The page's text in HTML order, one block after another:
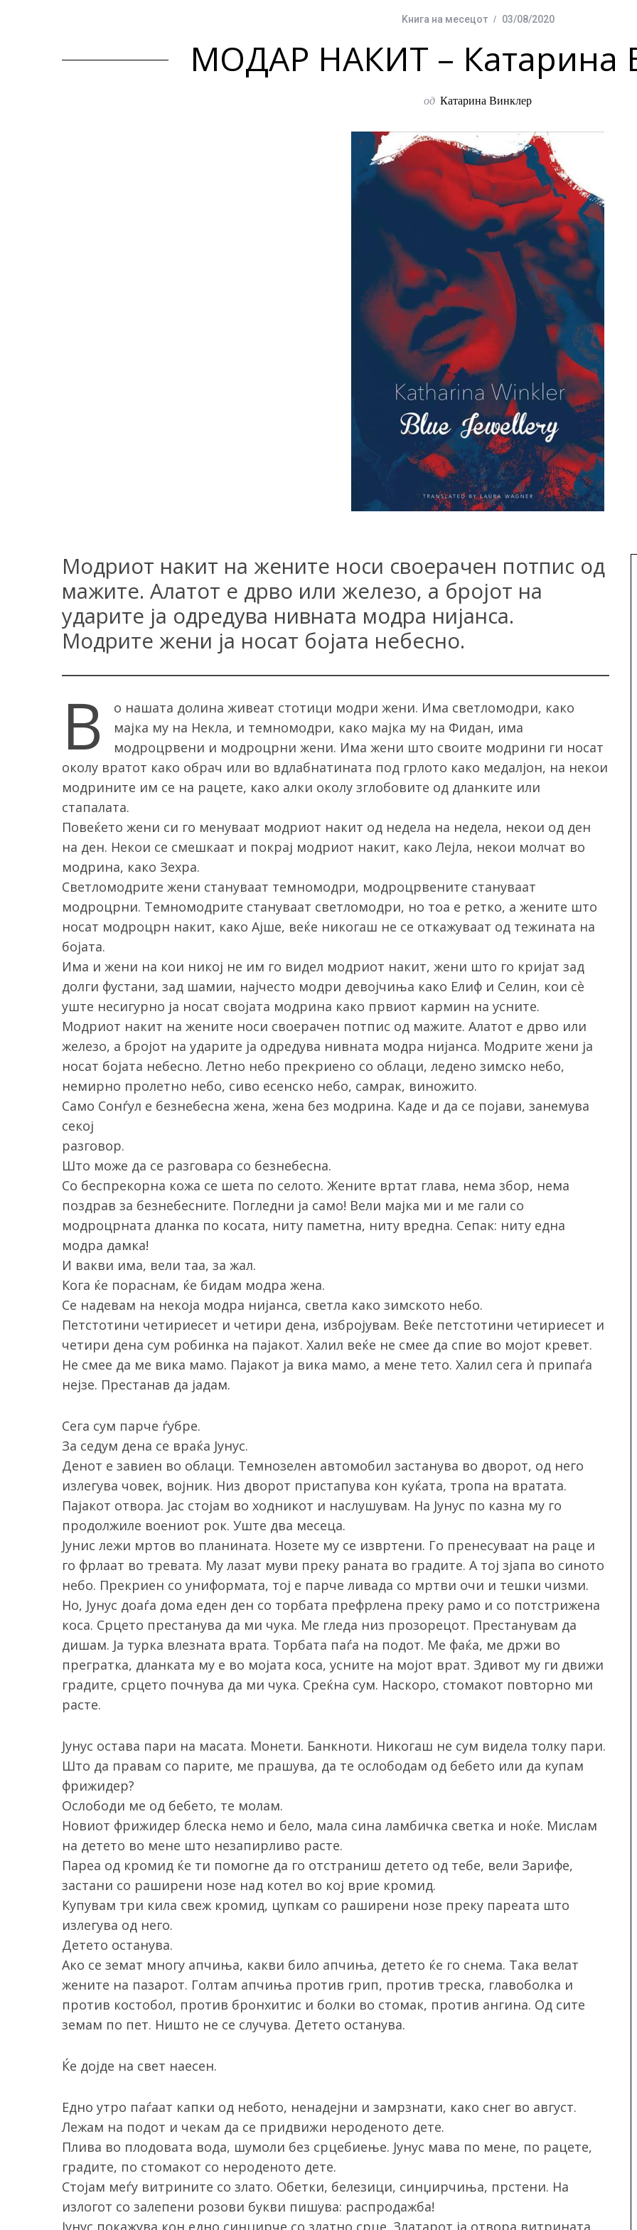
Kнига на месецот 03/08/2020
МОДАР НАКИТ – Катарина
од Катарина Винклер
Модриот накит на жените носи своерачен потпис од
мажите. Алатот е дрво или железо, а бројот на
ударите ја одредува нивната модра нијанса.
Модрите жени ја носат бојата небесно.
В
о нашата долина живеат стотици модри жени. Има светломодри, како
мајка му на Некла, и темномодри, како мајка му на Фидан, има
модроцрвени и модроцрни жени. Има жени што своите модрини ги носат
околу вратот како обрач или во вдлабнатината под грлото како медалјон, на некои
модрините им се на рацете, како алки околу зглобовите од дланките или
стапалата.
Повеќето жени си го менуваат модриот накит од недела на недела, некои од ден
на ден. Некои се смешкаат и покрај модриот накит, како Лејла, некои молчат во
модрина, како Зехра.
Светломодрите жени стануваат темномодри, модроцрвените стануваат
модроцрни. Темномодрите стануваат светломодри, но тоа е ретко, а жените што
носат модроцрн накит, како Ајше, веќе никогаш не се откажуваат од тежината на
бојата.
Има и жени на кои никој не им го видел модриот накит, жени што го кријат зад
долги фустани, зад шамии, најчесто модри девојчиња како Елиф и Селин, кои сè
уште несигурно ја носат својата модрина како првиот кармин на усните.
Модриот накит на жените носи своерачен потпис од мажите. Алатот е дрво или
железо, а бројот на ударите ја одредува нивната модра нијанса. Модрите жени ја
носат бојата небесно. Летно небо прекриено со облаци, ледено зимско небо,
немирно пролетно небо, сиво есенско небо, самрак, виножито.
Само Сонѓул е безнебесна жена, жена без модрина. Каде и да се појави, занемува
секој
разговор.
Што може да се разговара со безнебесна.
Со беспрекорна кожа се шета по селото. Жените вртат глава, нема збор, нема
поздрав за безнебесните. Погледни ја само! Вели мајка ми и ме гали со
модроцрната дланка по косата, ниту паметна, ниту вредна. Сепак: ниту една
модра дамка!
И вакви има, вели таа, за жал.
Кога ќе пораснам, ќе бидам модра жена.
Се надевам на некоја модра нијанса, светла како зимското небо.
Петстотини четириесет и четири дена, избројувам. Веќе петстотини четириесет и
четири дена сум робинка на пајакот. Халил веќе не смее да спие во мојот кревет.
Не смее да ме вика мамо. Пајакот ја вика мамо, а мене тето. Халил сега ѝ припаѓа
нејзе. Престанав да јадам.
Сега сум парче ѓубре.
За седум дена се враќа Јунус.
Денот е завиен во облаци. Темнозелен автомобил застанува во дворот, од него
излегува човек, војник. Низ дворот пристапува кон куќата, тропа на вратата.
Пајакот отвора. Јас стојам во ходникот и наслушувам. На Јунус по казна му го
продолжиле воениот рок. Уште два месеца.
Јунис лежи мртов во планината. Нозете му се извртени. Го пренесуваат на раце и
го фрлаат во тревата. Му лазат муви преку раната во градите. А тој зјапа во синото
небо. Прекриен со униформата, тој е парче ливада со мртви очи и тешки чизми.
Но, Јунус доаѓа дома еден ден со торбата префрлена преку рамо и со потстрижена
коса. Срцето престанува да ми чука. Ме гледа низ прозорецот. Престанувам да
дишам. Ја турка влезната врата. Торбата паѓа на подот. Ме фаќа, ме држи во
прегратка, дланката му е во мојата коса, усните на мојот врат. Здивот му ги движи
градите, срцето почнува да ми чука. Среќна сум. Наскоро, стомакот повторно ми
расте.
Јунус остава пари на масата. Монети. Банкноти. Никогаш не сум видела толку пари.
Што да правам со парите, ме прашува, да те ослободам од бебето или да купам
фрижидер?
Ослободи ме од бебето, те молам.
Новиот фрижидер блеска немо и бело, мала сина ламбичка светка и ноќе. Мислам
на детето во мене што незапирливо расте.
Пареа од кромид ќе ти помогне да го отстраниш детето од тебе, вели Зарифе,
застани со раширени нозе над котел во кој врие кромид.
Купувам три кила свеж кромид, цупкам со раширени нозе преку пареата што
излегува од него.
Детето останува.
Ако се земат многу апчиња, какви било апчиња, детето ќе го снема. Така велат
жените на пазарот. Голтам апчиња против грип, против треска, главоболка и
против костобол, против бронхитис и болки во стомак, против ангина. Од сите
земам по пет. Ништо не се случува. Детето останува.
Ќе дојде на свет наесен.
Едно утро паѓаат капки од небото, ненадејни и замрзнати, како снег во август.
Лежам на подот и чекам да се придвижи нероденото дете.
Плива во плодовата вода, шумоли без срцебиење. Јунус мава по мене, по рацете,
градите, по стомакот со нероденото дете.
Стојам меѓу витрините со злато. Обетки, белезици, синџирчиња, прстени. На
излогот со залепени розови букви пишува: распродажба!
Јунус покажува кон едно синџирче со златно срце. Златарот ја отвора витрината,
S
e
r
c
h
: